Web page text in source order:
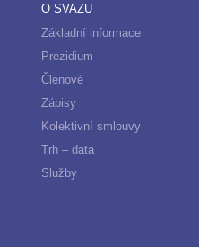
O SVAZU
Základní informace
Prezidium
Členové
Zápisy
Kolektivní smlouvy
Trh – data
Služby